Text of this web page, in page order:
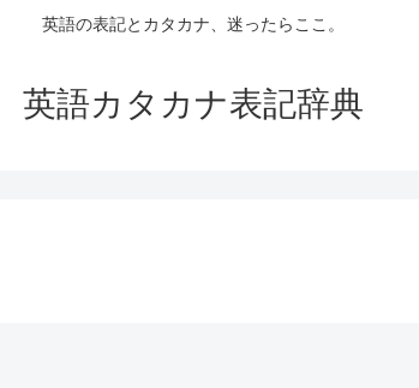
英語の表記とカタカナ、迷ったらここ。
英語カタカナ表記辞典